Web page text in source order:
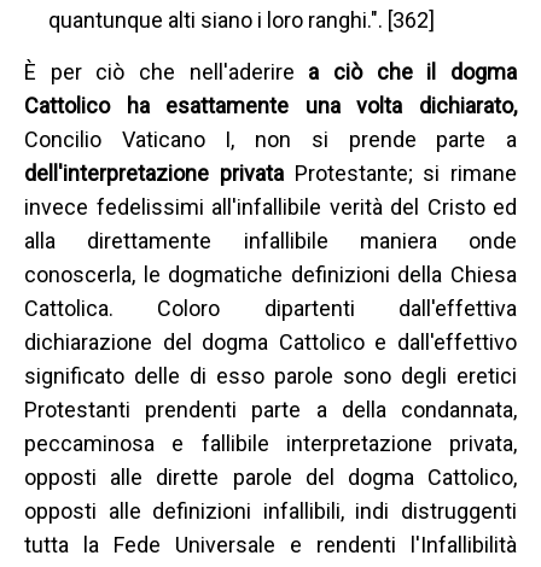
quantunque alti siano i loro ranghi.". [362]
È per ciò che nell'aderire a ciò che il dogma
Cattolico ha esattamente una volta dichiarato,
Concilio Vaticano I, non si prende parte a
dell'interpretazione privata Protestante; si rimane
invece fedelissimi all'infallibile verità del Cristo ed
alla direttamente infallibile maniera onde
conoscerla, le dogmatiche definizioni della Chiesa
Cattolica. Coloro dipartenti dall'effettiva
dichiarazione del dogma Cattolico e dall'effettivo
significato delle di esso parole sono degli eretici
Protestanti prendenti parte a della condannata,
peccaminosa e fallibile interpretazione privata,
opposti alle dirette parole del dogma Cattolico,
opposti alle definizioni infallibili, indi distruggenti
tutta la Fede Universale e rendenti l'Infallibilità